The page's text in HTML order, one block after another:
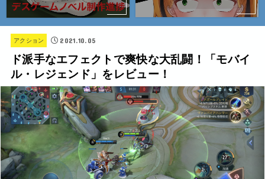
アクション 2021.10.05
ド派手なエフェクトで爽快な大乱闘！「モバイ
ル・レジェンド」をレビュー！